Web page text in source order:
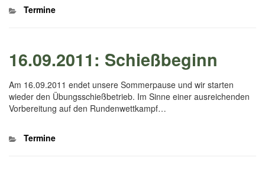
Kategorien
Termine
16.09.2011: Schießbeginn
Am 16.09.2011 endet unsere Sommerpause und wir starten
wieder den Übungsschießbetrieb. Im Sinne einer ausreichenden
Vorbereitung auf den Rundenwettkampf…
Kategorien
Termine